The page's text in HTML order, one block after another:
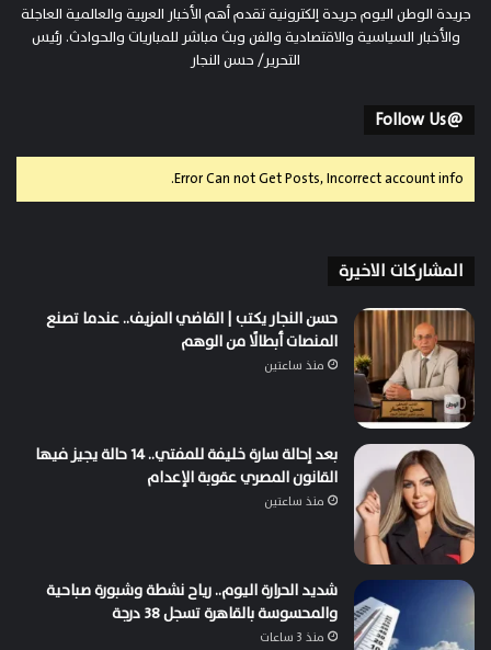
جريدة الوطن اليوم جريدة إلكترونية تقدم أهم الأخبار العربية والعالمية العاجلة
والأخبار السياسية والاقتصادية والفن وبث مباشر للمباريات والحوادث. رئيس
التحرير/ حسن النجار
@Follow Us
Error Can not Get Posts, Incorrect account info.
المشاركات الاخيرة
حسن النجار يكتب | القاضي المزيف.. عندما تصنع
المنصات أبطالًا من الوهم
منذ ساعتين
بعد إحالة سارة خليفة للمفتي.. 14 حالة يجيز فيها
القانون المصري عقوبة الإعدام
منذ ساعتين
شديد الحرارة اليوم.. رياح نشطة وشبورة صباحية
والمحسوسة بالقاهرة تسجل 38 درجة
منذ 3 ساعات